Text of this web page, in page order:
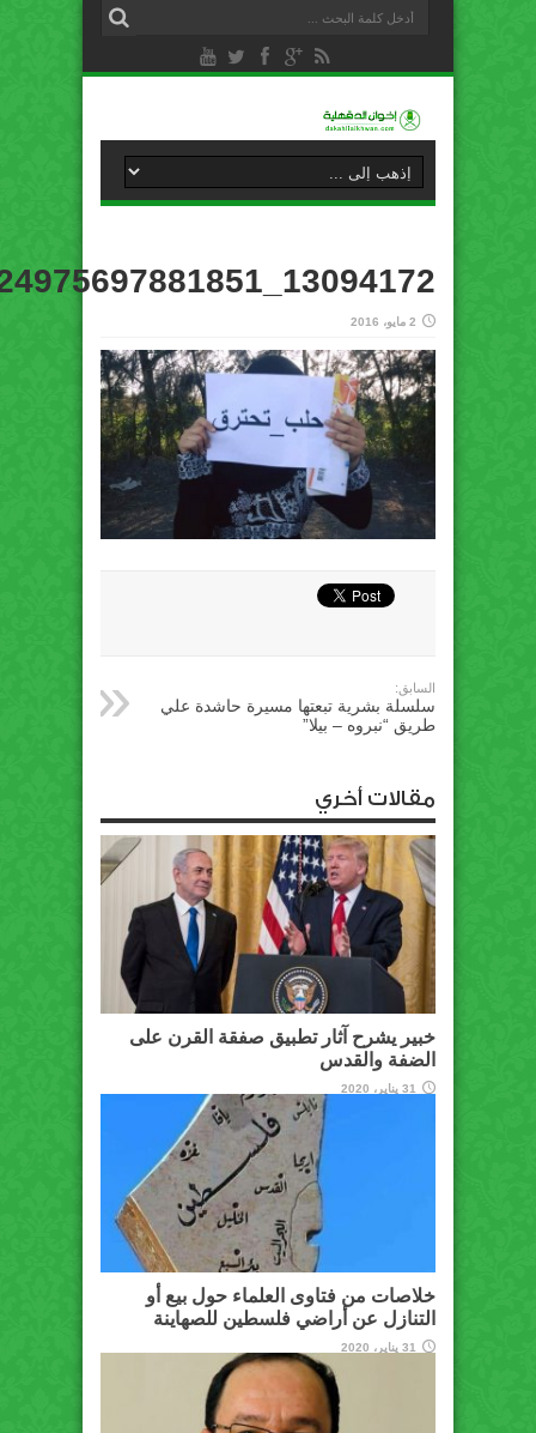
13094172_224975697881851_5579300263565825156_n
2 مايو، 2016
السابق:
سلسلة بشرية تبعتها مسيرة حاشدة علي
طريق “نبروه – بيلا”
مقالات أخري
خبير يشرح آثار تطبيق صفقة القرن على
الضفة والقدس
31 يناير، 2020
خلاصات من فتاوى العلماء حول بيع أو
التنازل عن أراضي فلسطين للصهاينة
31 يناير، 2020